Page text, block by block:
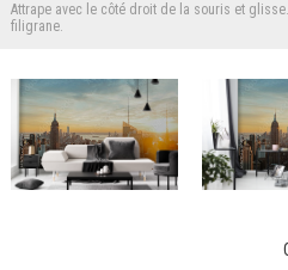
Attrape avec le côté droit de la souris et glisse.
filigrane.